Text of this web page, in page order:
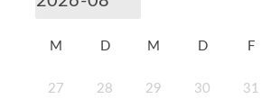
M D M D F
27 28 29 30 31